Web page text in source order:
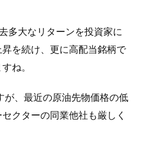
多大なリターンを投資家に
を続け、更に高配当銘柄で
ね。
、最近の原油先物価格の低
クターの同業他社も厳しく